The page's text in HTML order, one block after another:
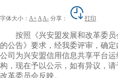
字体大小： A+ AA- 分享： 打印
按照《兴安盟发展和改革委
的公告》要求，经我委评审，确
公司为兴安盟信用信息共享平台
构，现在予以公示，如有异议，
改革委员会反映。